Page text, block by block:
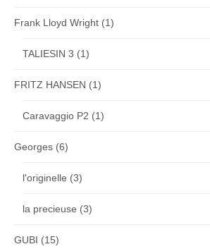
Frank Lloyd Wright (1)
TALIESIN 3 (1)
FRITZ HANSEN (1)
Caravaggio P2 (1)
Georges (6)
l'originelle (3)
la precieuse (3)
GUBI (15)